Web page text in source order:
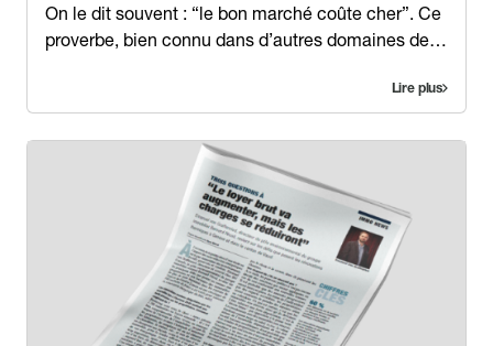
Contenu
On le dit souvent : “le bon marché coûte cher”. Ce
proverbe, bien connu dans d’autres domaines de…
Lire plus